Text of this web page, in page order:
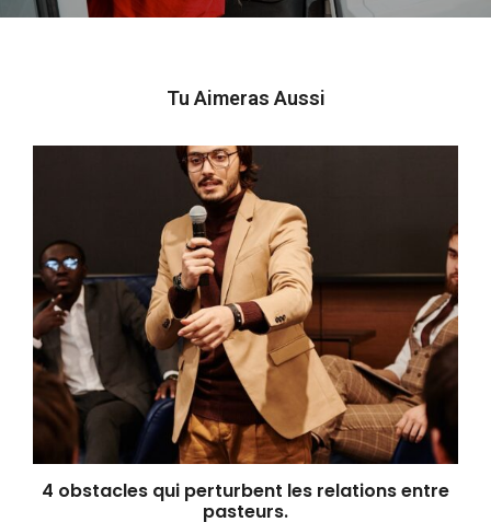
Tu Aimeras Aussi
4 obstacles qui perturbent les relations entre
pasteurs.